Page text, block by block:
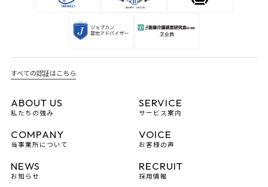
すべての認証はこちら
ABOUT US
私たちの強み
SERVICE
サービス案内
COMPANY
当事業所について
VOICE
お客様の声
NEWS
お知らせ
RECRUIT
採用情報